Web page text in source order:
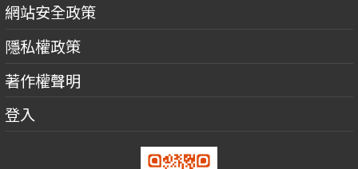
網站安全政策
隱私權政策
著作權聲明
登入